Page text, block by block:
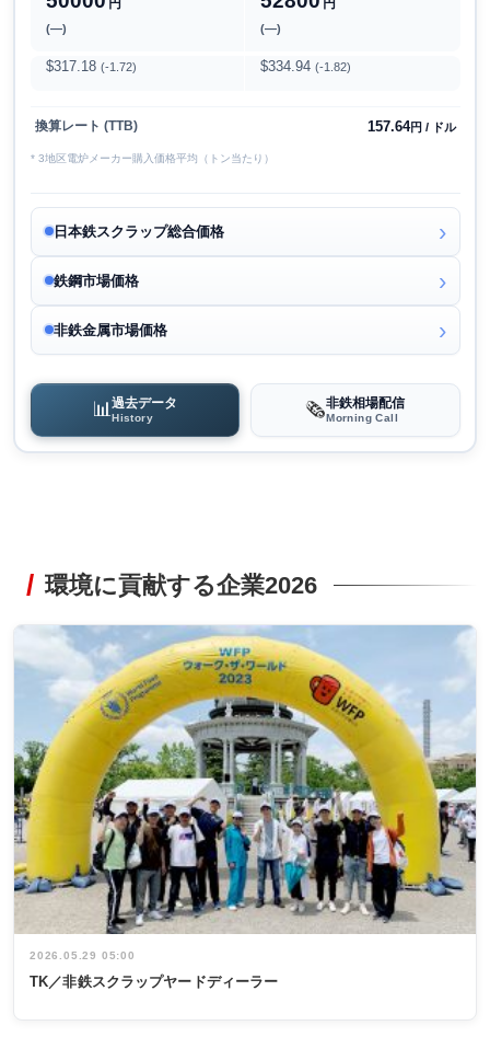
円
(―)
円
(―)
$317.18 (-1.72) $334.94 (-1.82)
換算レート (TTB) 157.64円 / ドル
* 3地区電炉メーカー購入価格平均（トン当たり）
日本鉄スクラップ総合価格
鉄鋼市場価格
非鉄金属市場価格
📊過去データ
History 🗞️非鉄相場配信
Morning Call
環境に貢献する企業2026
2026.05.29 05:00
TK／非鉄スクラップヤードディーラー